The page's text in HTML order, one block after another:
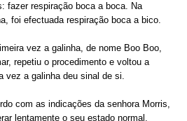
fazer respiração boca a boca. Na
foi efectuada respiração boca a bico.
vez a galinha, de nome Boo Boo,
repetiu o procedimento e voltou a
vez a galinha deu sinal de si.
com as indicações da senhora Morris,
lentamente o seu estado normal.